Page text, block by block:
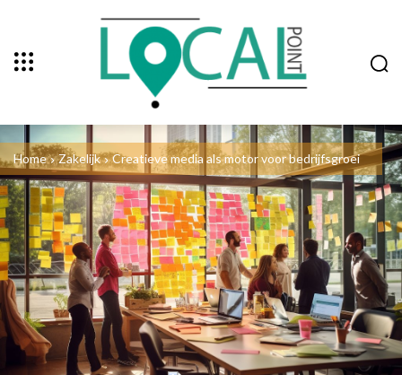
Home Zakelijk Creatieve media als motor voor bedrijfsgroei